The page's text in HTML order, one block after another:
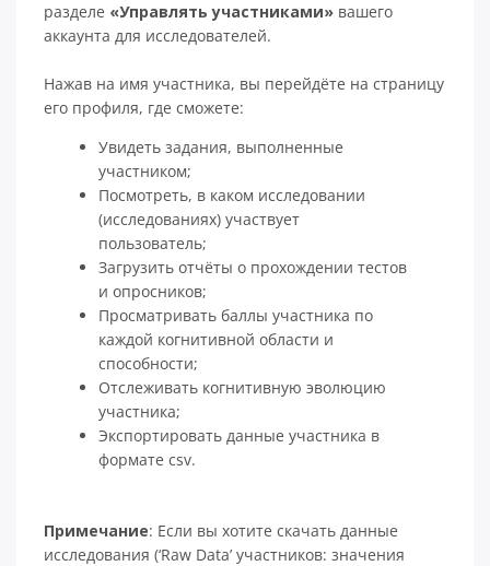
разделе «Управлять участниками» вашего
аккаунта для исследователей.
Нажав на имя участника, вы перейдёте на страницу
его профиля, где сможете:
Увидеть задания, выполненные
участником;
Посмотреть, в каком исследовании
(исследованиях) участвует
пользователь;
Загрузить отчёты о прохождении тестов
и опросников;
Просматривать баллы участника по
каждой когнитивной области и
способности;
Отслеживать когнитивную эволюцию
участника;
Экспортировать данные участника в
формате csv.
Примечание: Если вы хотите скачать данные
исследования (‘Raw Data’ участников: значения